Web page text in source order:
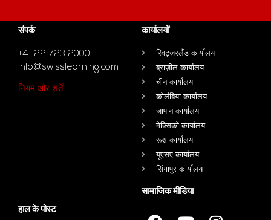
संपर्क
+41 22 723 2000
info@swisslearning.com
नियम और शर्तें
कार्यालयों
स्विट्ज़रलैंड कार्यालय
ब्राज़ील कार्यालय
चीन कार्यालय
कोलंबिया कार्यालय
जापान कार्यालय
मेक्सिको कार्यालय
रूस कार्यालय
यूएसए कार्यालय
सिंगापुर कार्यालय
हाल के पोस्ट
सामाजिक मीडिया